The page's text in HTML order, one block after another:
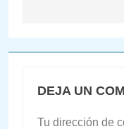
DEJA UN
Tu dirección de